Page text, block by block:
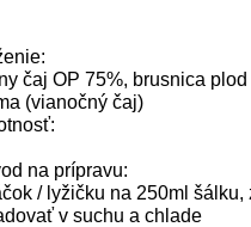
čaj OP 75%, brusnica
(vianočný čaj)
na prípravu:
/ lyžičku na 250ml
v suchu a chlade